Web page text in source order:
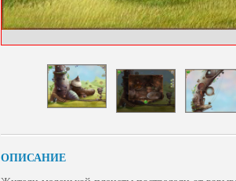
ОПИСАНИЕ